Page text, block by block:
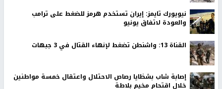
نيويورك تايمز: إيران تستخدم هرمز للضغط على ترامب
والعودة لاتفاق يونيو
القناة 13: واشنطن تضغط لإنهاء القتال في 3 جبهات
إصابة شاب بشظايا رصاص الاحتلال واعتقال خمسة مواطنين
خلال اقتحام مخيم بلاطة